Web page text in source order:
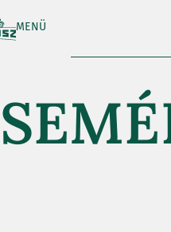
MENÜ